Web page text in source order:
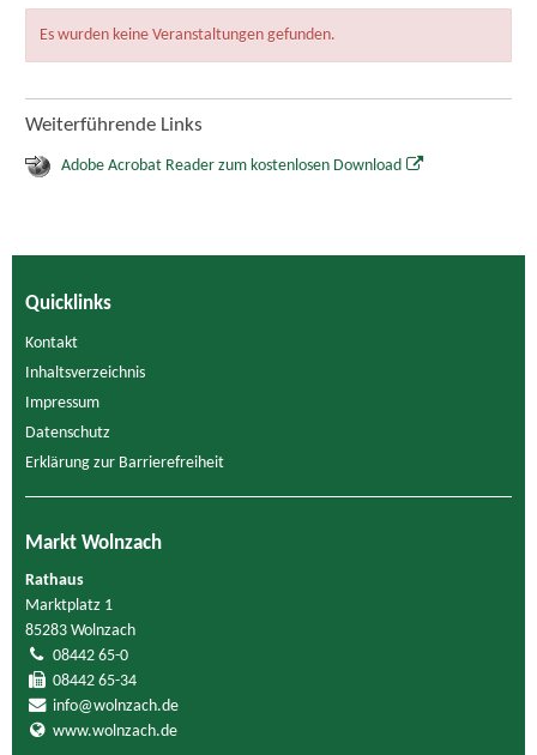
Es wurden keine Veranstaltungen gefunden.
Weiterführende Links
Adobe Acrobat Reader zum kostenlosen Download
Quicklinks
Kontakt
Inhaltsverzeichnis
Impressum
Datenschutz
Erklärung zur Barrierefreiheit
Markt Wolnzach
Rathaus
Marktplatz 1
85283 Wolnzach
08442 65-0
08442 65-34
info@wolnzach.de
www.wolnzach.de